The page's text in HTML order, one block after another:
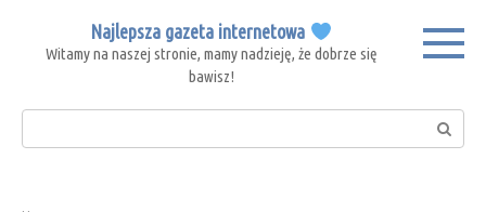
content
Najlepsza gazeta internetowa
Witamy na naszej stronie, mamy nadzieję, że dobrze się
bawisz!
Search: